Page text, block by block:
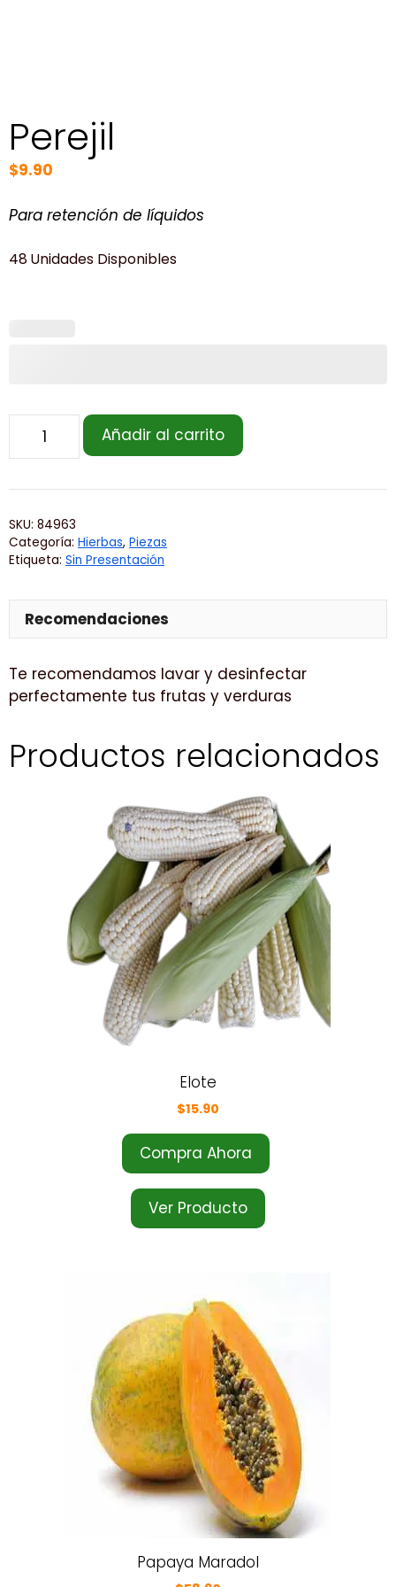
Perejil
$9.90
Para retención de líquidos
48 Unidades Disponibles
Añadir al carrito
SKU: 84963
Categoría: Hierbas, Piezas
Etiqueta: Sin Presentación
Recomendaciones
Te recomendamos lavar y desinfectar
perfectamente tus frutas y verduras
Productos relacionados
Elote
$15.90
Compra Ahora
Ver Producto
Papaya Maradol